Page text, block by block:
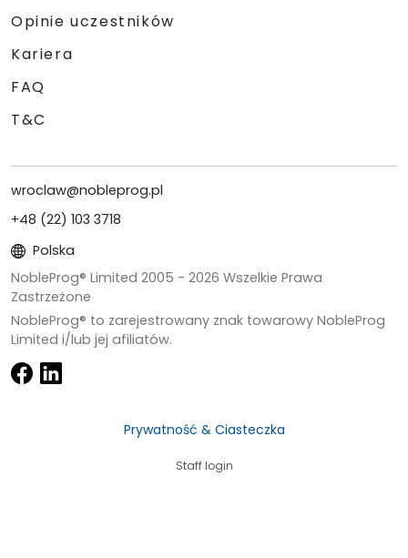
Opinie uczestników
Kariera
FAQ
T&C
wroclaw@nobleprog.pl
+48 (22) 103 3718
Polska
NobleProg® Limited 2005 - 2026 Wszelkie Prawa
Zastrzeżone
NobleProg® to zarejestrowany znak towarowy NobleProg
Limited i/lub jej afiliatów.
Prywatność & Ciasteczka
Staff login